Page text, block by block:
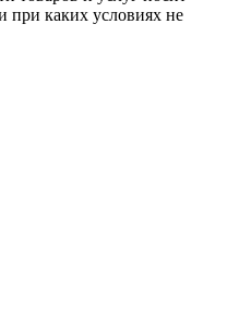
при каких условиях не